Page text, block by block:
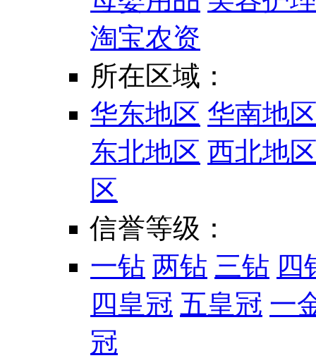
淘宝农资
所在区域：
华东地区 华南地
东北地区 西北地
区
信誉等级：
一钻 两钻 三钻 四
四皇冠 五皇冠 一
冠